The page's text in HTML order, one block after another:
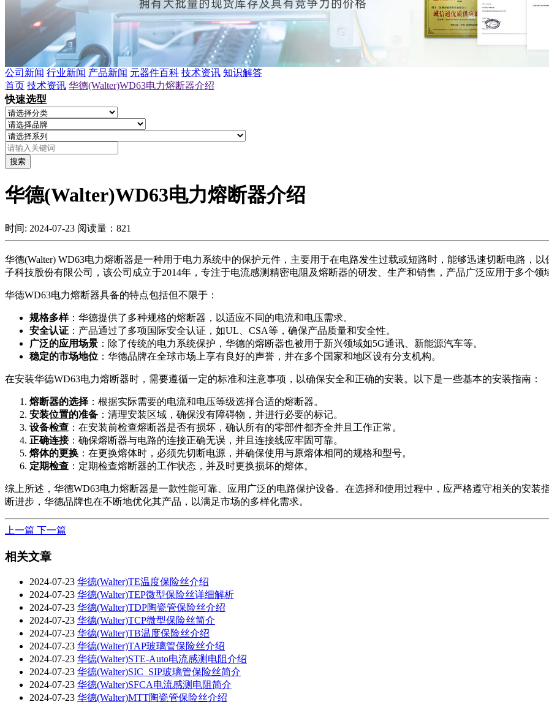
公司新闻 行业新闻 产品新闻 元器件百科 技术资讯 知识解答
首页 技术资讯 华德(Walter)WD63电力熔断器介绍
快速选型
搜索
华德(Walter)WD63电力熔断器介绍
时间: 2024-07-23 阅读量：821
华德(Walter) WD63电力熔断器是一种用于电力系统中的保护元件，主要用于在电路发生过载或短路时，能够迅速切断电路，
子科技股份有限公司，该公司成立于2014年，专注于电流感测精密电阻及熔断器的研发、生产和销售，产品广泛应用于多个
华德WD63电力熔断器具备的特点包括但不限于：
规格多样：华德提供了多种规格的熔断器，以适应不同的电流和电压需求。
安全认证 ：产品通过了多项国际安全认证，如UL、CSA等，确保产品质量和安全性。
广泛的应用场景 ：除了传统的电力系统保护，华德的熔断器也被用于新兴领域如5G通讯、新能源汽车等。
稳定的市场地位 ：华德品牌在全球市场上享有良好的声誉，并在多个国家和地区设有分支机构。
在安装华德WD63电力熔断器时，需要遵循一定的标准和注意事项，以确保安全和正确的安装。以下是一些基本的安装指南：
熔断器的选择 ：根据实际需要的电流和电压等级选择合适的熔断器。
安装位置的准备 ：清理安装区域，确保没有障碍物，并进行必要的标记。
设备检查 ：在安装前检查熔断器是否有损坏，确认所有的零部件都齐全并且工作正常。
正确连接：确保熔断器与电路的连接正确无误，并且连接线应牢固可靠。
熔体的更换 ：在更换熔体时，必须先切断电源，并确保使用与原熔体相同的规格和型号。
定期检查 ：定期检查熔断器的工作状态，并及时更换损坏的熔体。
综上所述，华德WD63电力熔断器是一款性能可靠、应用广泛的电路保护设备。在选择和使用过程中，应严格遵守相关的安
断进步，华德品牌也在不断地优化其产品，以满足市场的多样化需求。
上一篇 下一篇
相关文章
2024-07-23 华德(Walter)TE温度保险丝介绍
2024-07-23 华德(Walter)TEP微型保险丝详细解析
2024-07-23 华德(Walter)TDP陶瓷管保险丝介绍
2024-07-23 华德(Walter)TCP微型保险丝简介
2024-07-23 华德(Walter)TB温度保险丝介绍
2024-07-23 华德(Walter)TAP玻璃管保险丝介绍
2024-07-23 华德(Walter)STE-Auto电流感测电阻介绍
2024-07-23 华德(Walter)SIC_SIP玻璃管保险丝简介
2024-07-23 华德(Walter)SFCA电流感测电阻简介
2024-07-23 华德(Walter)MTT陶瓷管保险丝介绍